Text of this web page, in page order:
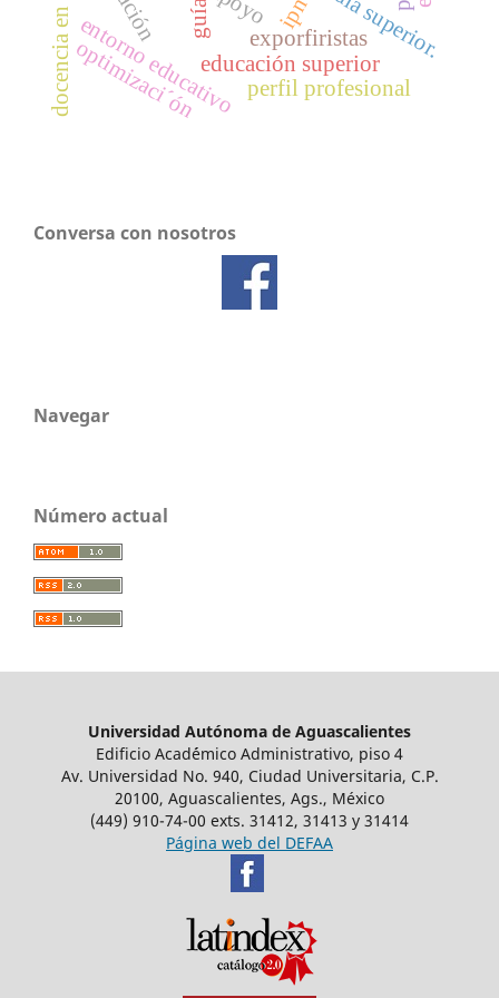
educación superior
guía
entorno educativo perfil profesional
exporfiristas
optimizaci´ón
ipn
Conversa con nosotros
Navegar
Número actual
Universidad Autónoma de Aguascalientes
Edificio Acad´émico Administrativo, piso 4
Av. Universidad No. 940, Ciudad Universitaria, C.P.
20100, Aguascalientes, Ags., México
(449) 910-74-00 exts. 31412, 31413 y 31414
Página web del DEFAA